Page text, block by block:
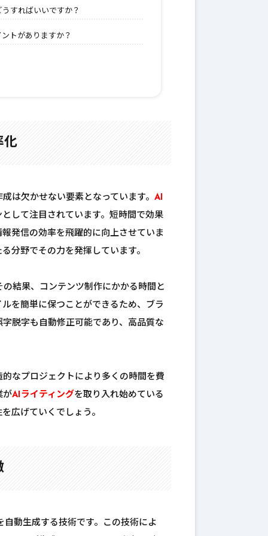
すればいいですか？
トがありますか？
化
は欠かせない要素となっています。 AI
して注目されています。短時間で効果
発信の効率を飛躍的に向上させていま
分野でその力を発揮しています。
結果、コンテンツ制作にかかる時間と
を簡単に保つことができるため、ブラ
脱字も自動修正可能であり、高品質な
なプロジェクトにより多くの時間を費
がAIライティング を取り入れ始めている
広げていくでしょう。
動生成する技術です。この技術によ